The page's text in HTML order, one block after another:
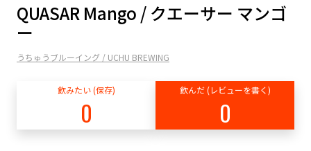
QUASAR Mango / クエーサー マンゴ
ー
うちゅうブルーイング / UCHU BREWING
飲みたい (保存)
0
飲んだ (レビューを書く)
0